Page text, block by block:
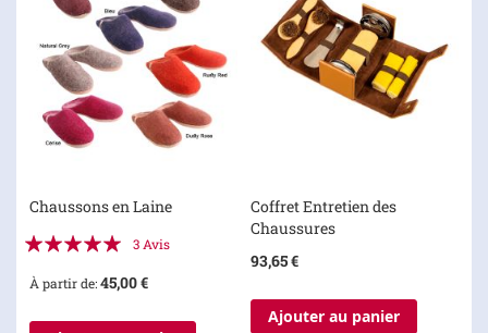
Chaussons en Laine
Évaluation:
3 Avis
À partir de 45,00 €
Coffret Entretien des
Chaussures
93,65 €
Ajouter au panier